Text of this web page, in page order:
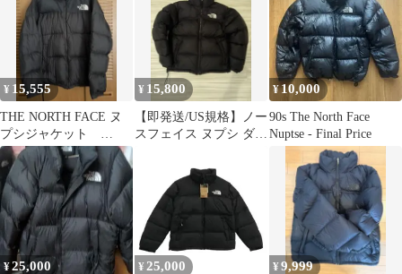
¥ 15,555
THE NORTH FACE ヌ
プシジャケット
ND91841
¥ 15,800
【即発送/US規格】ノー
スフェイス ヌプシ ダウ
¥10,000
90s The North Face
Nuptse - Final Price
¥25,000 ¥ 25,000 ¥9,999